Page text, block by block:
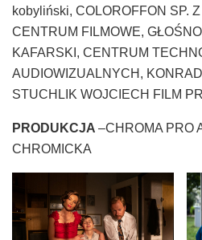
kobyliński, COLOROFFON SP.
CENTRUM FILMOWE,
KAFARSKI, CENTRUM
AUDIOWIZUALNYCH,
STUCHLIK WOJCIECH FILM
PRODUKCJA –CHROMA PRO
CHROMICKA